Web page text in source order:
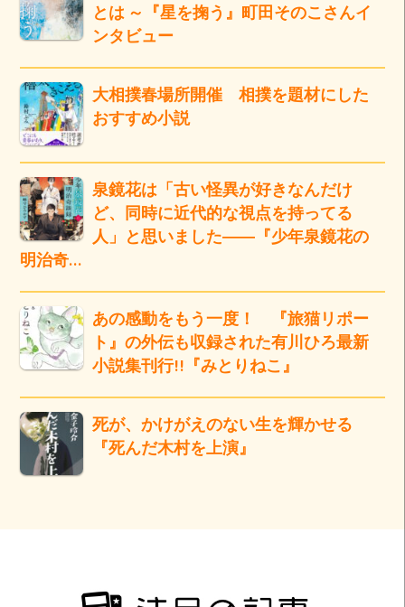
とは ～『星を掬う』町田そのこさんイ
ンタビュー
大相撲春場所開催 相撲を題材にした
おすすめ小説
泉鏡花は「古い怪異が好きなんだけ
ど、同時に近代的な視点を持ってる
人」と思いました――『少年泉鏡花の
明治奇…
あの感動をもう一度！ 『旅猫リポー
ト』の外伝も収録された有川ひろ最新
小説集刊行!!『みとりねこ』
死が、かけがえのない生を輝かせる
『死んだ木村を上演』